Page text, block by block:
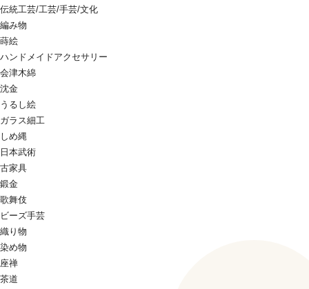
伝統工芸/工芸/手芸/文化
編み物
蒔絵
ハンドメイドアクセサリー
会津木綿
沈金
うるし絵
ガラス細工
しめ縄
日本武術
古家具
鍛金
歌舞伎
ビーズ手芸
織り物
染め物
座禅
茶道